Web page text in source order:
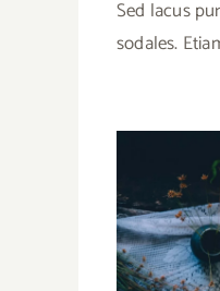
Sed lacus
sodales.